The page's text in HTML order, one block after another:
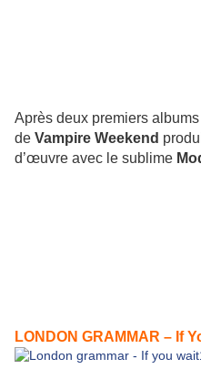
Après deux premiers
de Vampire Weekend
d’œuvre avec le sublime
LONDON GRAMMAR – If